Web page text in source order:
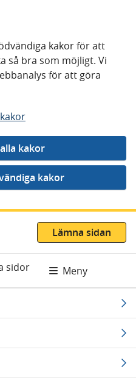
kakor för att
så bra som möjligt. Vi
för att göra
Lämna sidan
sidor Meny